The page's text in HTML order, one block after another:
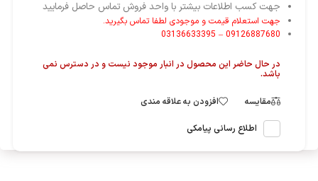
جهت کسب اطلاعات بیشتر با واحد فروش تماس حاصل فرمایید
جهت استعلام قیمت و موجودی لطفا تماس بگیرید.
09126887680 – 03136633395
در حال حاضر این محصول در انبار موجود نیست و در دسترس نمی
باشد.
مقایسه افزودن به علاقه مندی
اطلاع رسانی پیامکی